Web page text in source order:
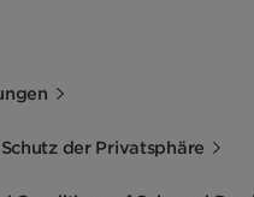
der Privatsphäre